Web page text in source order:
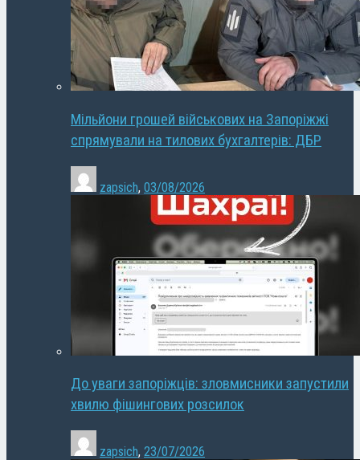
Мільйони грошей військових на Запоріжжі
спрямували на тилових бухгалтерів: ДБР
zapsich, 03/08/2026
До уваги запоріжців: зловмисники запустили
хвилю фішингових розсилок
zapsich, 23/07/2026